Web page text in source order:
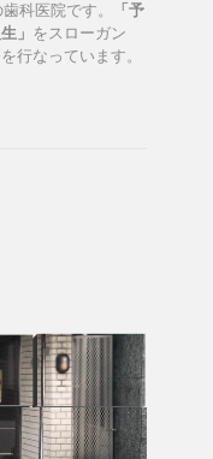
科医院です。
「予
」 をスローガン
行なっています。